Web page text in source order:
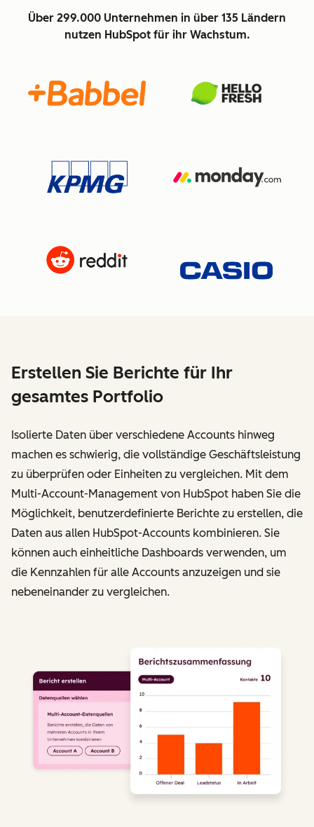
Über 299.000 Unternehmen in über 135 Ländern
nutzen HubSpot für ihr Wachstum.
Erstellen Sie Berichte für Ihr
gesamtes Portfolio
Isolierte Daten über verschiedene Accounts hinweg
machen es schwierig, die vollständige Geschäftsleistung
zu überprüfen oder Einheiten zu vergleichen. Mit dem
Multi-Account-Management von HubSpot haben Sie die
Möglichkeit, benutzerdefinierte Berichte zu erstellen, die
Daten aus allen HubSpot-Accounts kombinieren. Sie
können auch einheitliche Dashboards verwenden, um
die Kennzahlen für alle Accounts anzuzeigen und sie
nebeneinander zu vergleichen.